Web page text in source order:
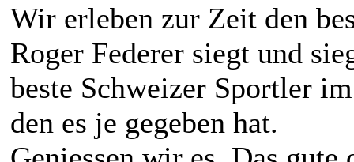
Wir erleben zur Zeit den
Roger Federer siegt und
beste Schweizer Sportler
den es je gegeben hat.